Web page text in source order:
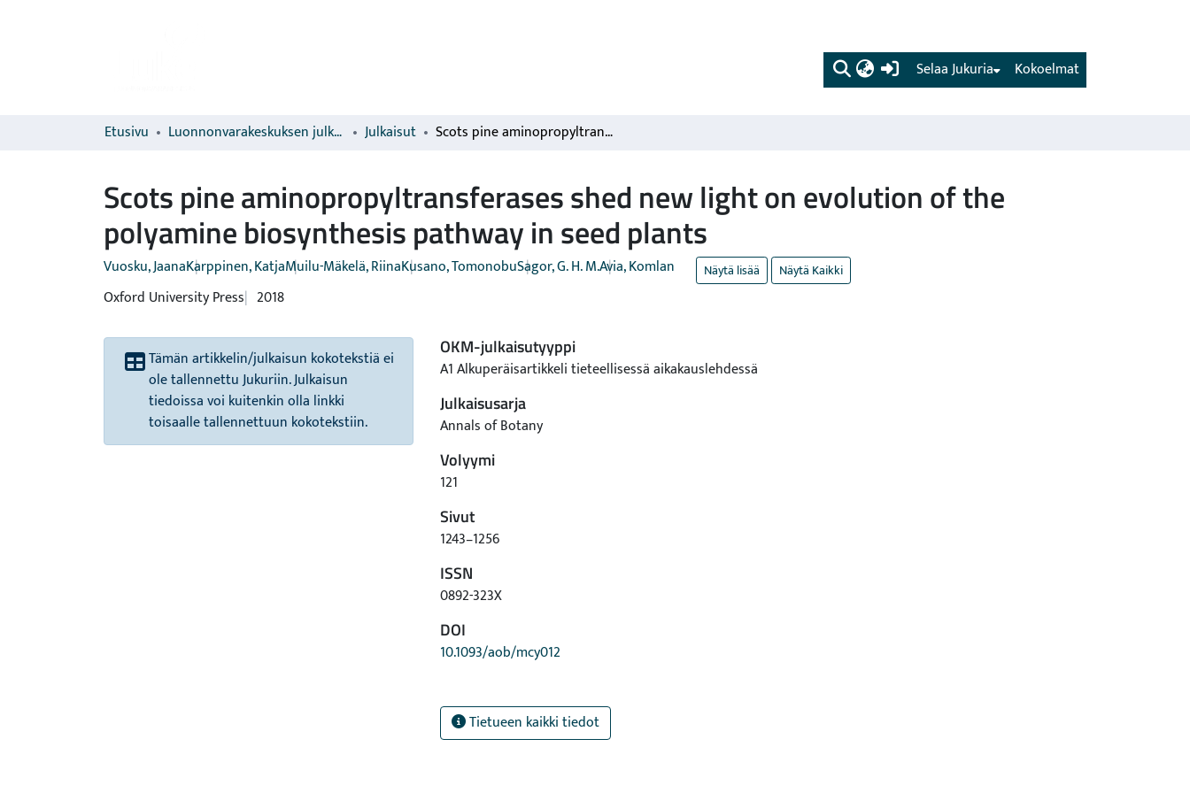
(current) Kokoelmat
Selaa Jukuria
Etusivu Luonnonvarakeskuksen julkaisut Julkaisut Scots pine aminopropyltransferases shed new light on evolution of the polyamine biosynthesis pathway in seed plants
Scots pine aminopropyltransferases shed new light on evolution of the
polyamine biosynthesis pathway in seed plants
Vuosku, JaanaKarppinen, KatjaMuilu-Mäkelä, RiinaKusano, TomonobuSagor, G. H. M.Avia, Komlan Näytä lisää Näytä Kaikki
Oxford University Press 2018
Tämän artikkelin/julkaisun kokotekstiä ei
ole tallennettu Jukuriin. Julkaisun
tiedoissa voi kuitenkin olla linkki
toisaalle tallennettuun kokotekstiin.
OKM-julkaisutyyppi
A1 Alkuperäisartikkeli tieteellisessä aikakauslehdessä
Julkaisusarja
Annals of Botany
Volyymi
121
Sivut
1243–1256
ISSN
0892-323X
DOI
10.1093/aob/mcy012
Tietueen kaikki tiedot